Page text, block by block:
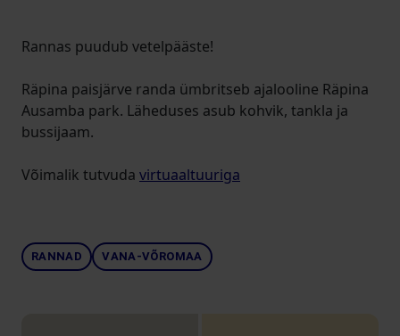
Rannas puudub vetelpääste!
Räpina paisjärve randa ümbritseb ajalooline Räpina
Ausamba park. Läheduses asub kohvik, tankla ja
bussijaam.
Võimalik tutvuda virtuaaltuuriga
RANNAD VANA-VÕROMAA